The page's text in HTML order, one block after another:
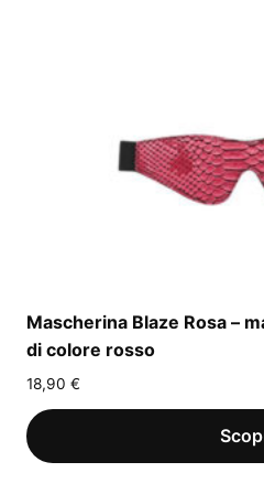
Mascherina Blaze Rosa –
di colore rosso
18,90 €